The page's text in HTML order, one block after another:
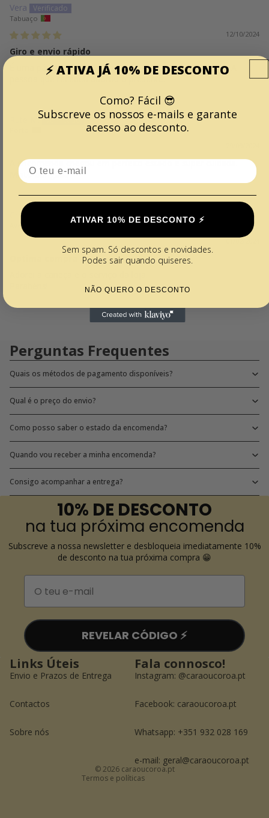
Vera
Tabuaço
12/10/2024
Giro e envio rápido
É uma página com coisas muitas giras, o envio é rápido. A
pessoa que recebeu adorou o presente.
Rute M.
A encomenda chegou em perfeito estado e super cuidada.
Muito obrigada
Cristina
Aveiro
Perguntas Frequentes
Quais os métodos de pagamento disponíveis?
Qual é o preço do envio?
Como posso saber o estado da encomenda?
Quando vou receber a minha encomenda?
Consigo acompanhar a entrega?
10% DE DESCONTO
na tua próxima encomenda
Subscreve a nossa newsletter e desbloqueia imediatamente 10%
de desconto na tua próxima compra 😁
REVELAR CÓDIGO ⚡️
Links Úteis
Envio e Prazos de Entrega
Contactos
Sobre nós
Fala connosco!
Instagram: @caraoucoroa.pt
Facebook: caraoucoroa.pt
Whatsapp: +351 932 028 169
e-mail: geral@caraoucoroa.pt
© 2026 caraoucoroa.pt
Termos e políticas
Política de reembolso
⚡️ ATIVA JÁ 10% DE DESCONTO
Como? Fácil 😎
Subscreve os nossos e-mails e garante
acesso ao desconto.
Email
ATIVAR 10% DE DESCONTO ⚡️
Sem spam. Só descontos e novidades.
Podes sair quando quiseres.
NÃO QUERO O DESCONTO